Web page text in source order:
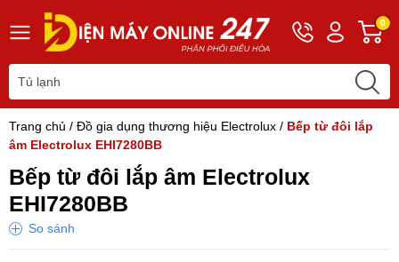
Hotline
0243
Tài
khoản
Khách
0
Trang chủ / Đồ gia dụng thương hiệu Electrolux / Bếp từ đôi lắp
âm Electrolux EHI7280BB
Bếp từ đôi lắp âm Electrolux
EHI7280BB
So sánh